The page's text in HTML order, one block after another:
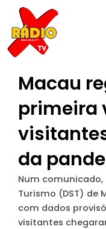
content
Macau
primeira
da
Num comunicado,
Turismo (DST) de
com dados
visitantes